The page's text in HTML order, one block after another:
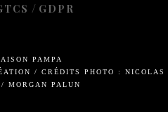
/ GDPR
PAMPA
/ CRÉDITS PHOTO : NICOLAS
MORGAN PALUN